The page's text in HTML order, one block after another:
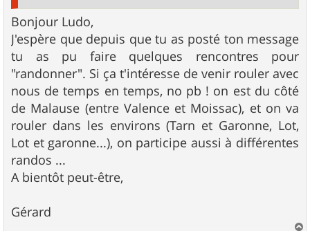
Bonjour Ludo,
J'espère que depuis que tu as posté ton message
tu as pu faire quelques rencontres pour
"randonner". Si ça t'intéresse de venir rouler avec
nous de temps en temps, no pb ! on est du côté
de Malause (entre Valence et Moissac), et on va
rouler dans les environs (Tarn et Garonne, Lot,
Lot et garonne...), on participe aussi à différentes
randos ...
A bientôt peut-être,
Gérard